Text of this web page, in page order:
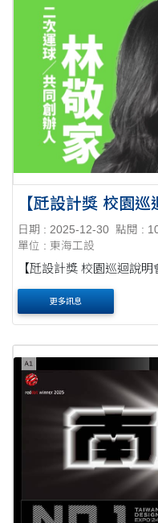
【瓩設計獎 校園巡
日期 : 2025-12-30 點閱 :
單位 : 東海工設
【瓩設計獎 校園巡迴說
更多訊息